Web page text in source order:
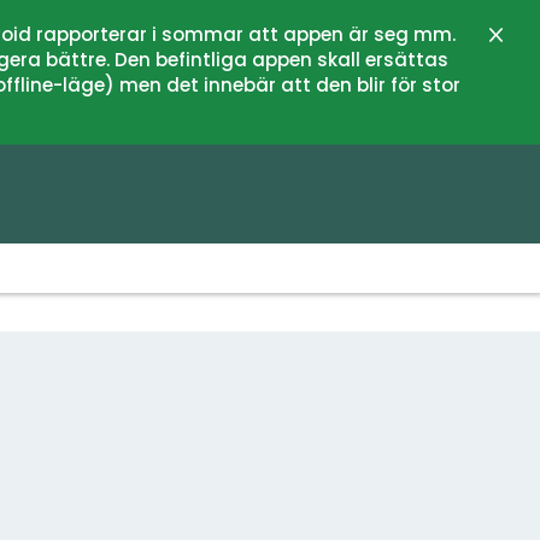
rapporterar i sommar att appen är seg mm.
bättre. Den befintliga appen skall ersättas
läge) men det innebär att den blir för stor